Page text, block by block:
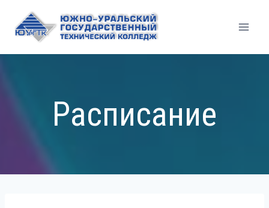
содержимому
Расписание